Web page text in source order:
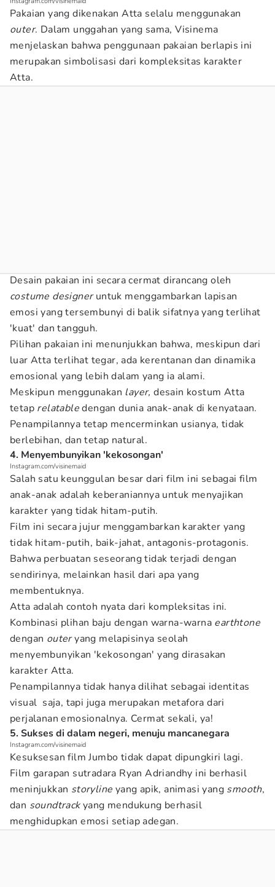
Pakaian yang dikenakan Atta selalu menggunakan
outer. Dalam unggahan yang sama, Visinema
menjelaskan bahwa penggunaan pakaian berlapis ini
merupakan simbolisasi dari kompleksitas karakter
Atta.
Desain pakaian ini secara cermat dirancang oleh
costume designeruntuk menggambarkan lapisan
emosi yang tersembunyi di balik sifatnya yang terlihat
'kuat' dan tangguh.
Pilihan pakaian ini menunjukkan bahwa, meskipun dari
luar Atta terlihat tegar, ada kerentanan dan dinamika
emosional yang lebih dalam yang ia alami.
Meskipun menggunakan layer,desain kostum Atta
tetap relatabledengan dunia anak-anak di kenyataan.
Penampilannya tetap mencerminkan usianya, tidak
berlebihan, dan tetap natural.
4. Menyembunyikan 'kekosongan'
Instagram.com/visinemaid
Salah satu keunggulan besar dari film ini sebagai film
anak-anak adalah keberaniannya untuk menyajikan
karakter yang tidak hitam-putih.
Film ini secara jujur menggambarkan karakter yang
tidak hitam-putih, baik-jahat, antagonis-protagonis.
Bahwa perbuatan seseorang tidak terjadi dengan
sendirinya, melainkan hasil dari apa yang
membentuknya.
Atta adalah contoh nyata dari kompleksitas ini.
Kombinasi plihan baju dengan warna-warna earthtone
dengan outeryang melapisinya seolah
menyembunyikan 'kekosongan' yang dirasakan
karakter Atta.
Penampilannya tidak hanya dilihat sebagai identitas
visual saja, tapi juga merupakan metafora dari
perjalanan emosionalnya. Cermat sekali, ya!
5. Sukses di dalam negeri, menuju mancanegara
Instagram.com/visinemaid
Kesuksesan film Jumbo tidak dapat dipungkiri lagi.
Film garapan sutradara Ryan Adriandhy ini berhasil
meninjukkan storyline yang apik, animasi yang smooth,
dan soundtrackyang mendukung berhasil
menghidupkan emosi setiap adegan.